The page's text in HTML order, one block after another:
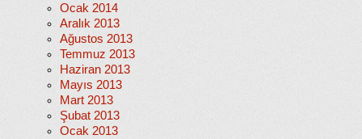
Ocak 2014
Aralık 2013
Ağustos 2013
Temmuz 2013
Haziran 2013
Mayıs 2013
Mart 2013
Şubat 2013
Ocak 2013